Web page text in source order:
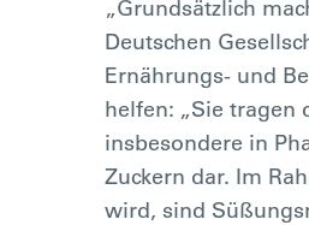
„Grundsätzlich
Deutschen
Ernährungs- und
helfen: „Sie tragen
insbesondere in
Zuckern dar. Im
wird, sind